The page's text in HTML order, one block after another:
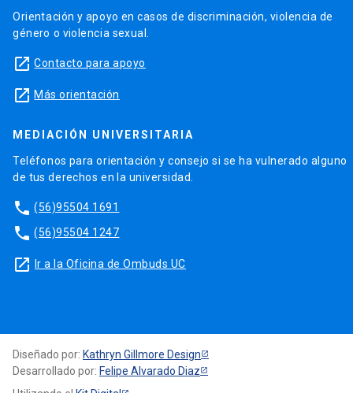
Orientación y apoyo en casos de discriminación, violencia de
género o violencia sexual.
launch Contacto para apoyo
launch Más orientación
MEDIACIÓN UNIVERSITARIA
Teléfonos para orientación y consejo si se ha vulnerado alguno
de tus derechos en la universidad.
phone (56)95504 1691
phone (56)95504 1247
launch Ir a la Oficina de Ombuds UC
Diseñado por: Kathryn Gillmore Design
Desarrollado por: Felipe Alvarado Diaz